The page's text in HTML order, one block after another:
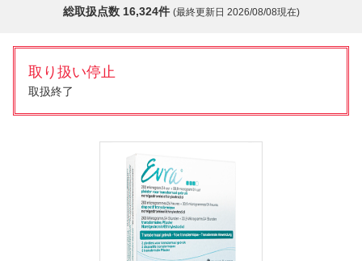
総取扱点数 16,324件 (最終更新日 2026/08/08現在)
取り扱い停止
取扱終了